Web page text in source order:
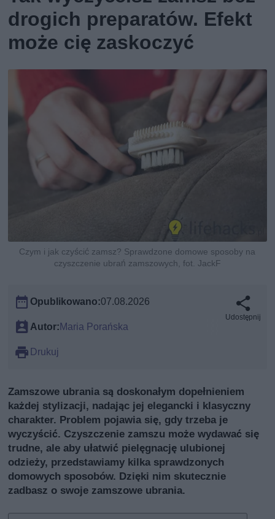
drogich preparatów. Efekt
może cię zaskoczyć
Czym i jak czyścić zamsz? Sprawdzone domowe sposoby na
czyszczenie ubrań zamszowych, fot. JackF
Opublikowano:07.08.2026
Autor:Maria Porańska
Drukuj
Udostępnij
Zamszowe ubrania są doskonałym dopełnieniem
każdej stylizacji, nadając jej elegancki i klasyczny
charakter. Problem pojawia się, gdy trzeba je
wyczyścić. Czyszczenie zamszu może wydawać się
trudne, ale aby ułatwić pielęgnację ulubionej
odzieży, przedstawiamy kilka sprawdzonych
domowych sposobów. Dzięki nim skutecznie
zadbasz o swoje zamszowe ubrania.